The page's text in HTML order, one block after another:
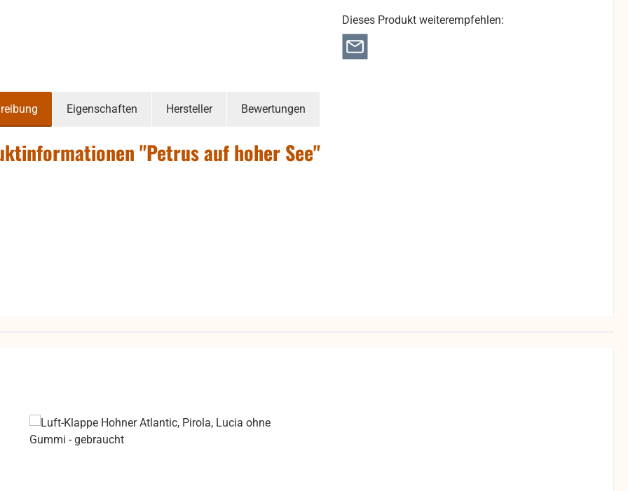
Dieses Produkt weiterempfehlen:
Eigenschaften Hersteller Bewertungen
"Petrus auf hoher See"